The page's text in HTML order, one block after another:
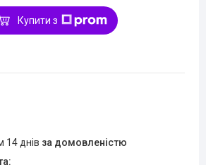
Купити з
14 днів за домовленістю